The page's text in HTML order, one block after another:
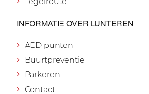
INFORMATIE OVER LUNTEREN
AED punten
Buurtpreventie
Parkeren
Contact